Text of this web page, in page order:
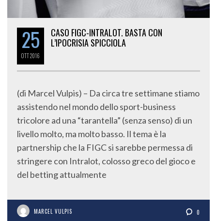
25
OTT2016
CASO FIGC-INTRALOT. BASTA CON
L’IPOCRISIA SPICCIOLA
(di Marcel Vulpis) – Da circa tre settimane stiamo
assistendo nel mondo dello sport-business
tricolore ad una “tarantella” (senza senso) di un
livello molto, ma molto basso. Il tema è la
partnership che la FIGC si sarebbe permessa di
stringere con Intralot, colosso greco del gioco e
del betting attualmente
MARCEL VULPIS 0